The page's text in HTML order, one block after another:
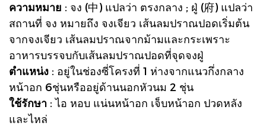
ความหมาย : จง (中) แปลว่า ตรงกลาง ; ฝู่ (府) แปลว่า
สถานที่ จง หมายถึง จงเจียว เส้นลมปราณปอดเริ่มต้น
จากจงเจียว เส้นลมปราณจากม้ามและกระเพราะ
อาหารบรรจบกับเส้นลมปราณปอดที่จุดจงฝู่
ตำแหน่ง : อยู่ในช่องซี่โครงที่ 1 ห่างจากแนวกึ่งกลาง
หน้าอก 6ชุ่นหรืออยู่ด้านนอกหัวนม 2 ชุ่น
ใช้รักษา : ไอ หอบ แน่นหน้าอก เจ็บหน้าอก ปวดหลัง
และไหล่